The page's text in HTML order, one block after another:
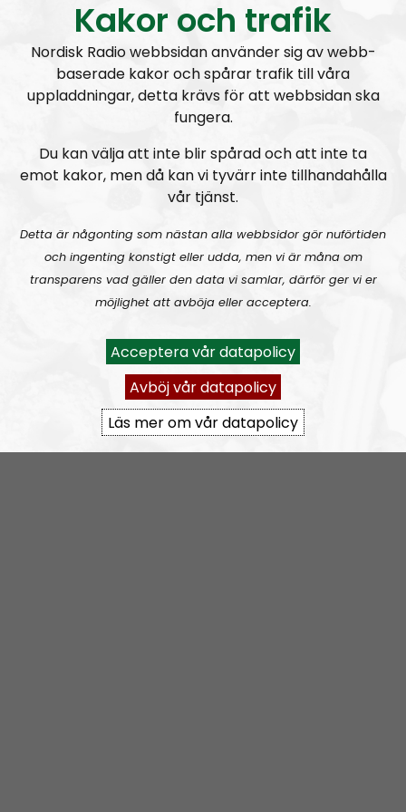
tar även in gäster med anknytning till Bohuslän med
Programmet drivs av Elin Reinhardt, Monika och
Fredde i svängen. Elin återfinns även i programmet
Radio Regeringen
Som nyhetsförmedlare fyller NR Bohuslän ett stort
tomrum. Programmet kommer att ta upp ämnen
som lokal mainstream-media förvränger eller inte
tar upp. Vi beskriver den mångkulturella verkligheten
som den ser ut utan skygglappar.
Vi tar gärna in andra röster i programmet och tar
tacksamt emot tips på hur vi kan förbättra
programmet. Har du insider-information om det
mångkulturella kaoset eller andra saker som händer i
nrbohuslan@nordiskradio.se.
Prenumerera på NR Bohuslän medRSS
https://nordiskradio.se/?format=mp3-
rss&show=nr-bohusln
Kakor och trafik
Nordisk Radio webbsidan använder sig av webb-
baserade kakor och spårar trafik till våra
uppladdningar, detta krävs för att webbsidan ska
fungera.
Du kan välja att inte blir spårad och att inte ta
emot kakor, men då kan vi tyvärr inte tillhandahålla
vår tjänst.
Detta är någonting som nästan alla webbsidor gör nuförtiden
och ingenting konstigt eller udda, men vi är måna om
transparens vad gäller den data vi samlar, därför ger vi er
möjlighet att avböja eller acceptera.
Acceptera vår datapolicy
Avböj vår datapolicy
Läs mer om vår datapolicy